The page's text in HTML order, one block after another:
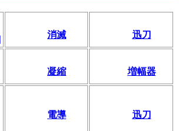
消滅 迅刀
凝縮 増幅器
電導 迅刀